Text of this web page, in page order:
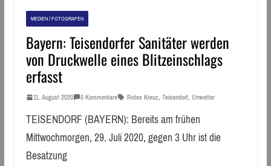
MEDIEN / FOTOGRAFEN
Bayern: Teisendorfer Sanitäter werden
von Druckwelle eines Blitzeinschlags
erfasst
11. August 2020 0 Kommentare Rotes Kreuz, Teisendorf, Unwetter
TEISENDORF (BAYERN): Bereits am frühen
Mittwochmorgen, 29. Juli 2020, gegen 3 Uhr ist die
Besatzung